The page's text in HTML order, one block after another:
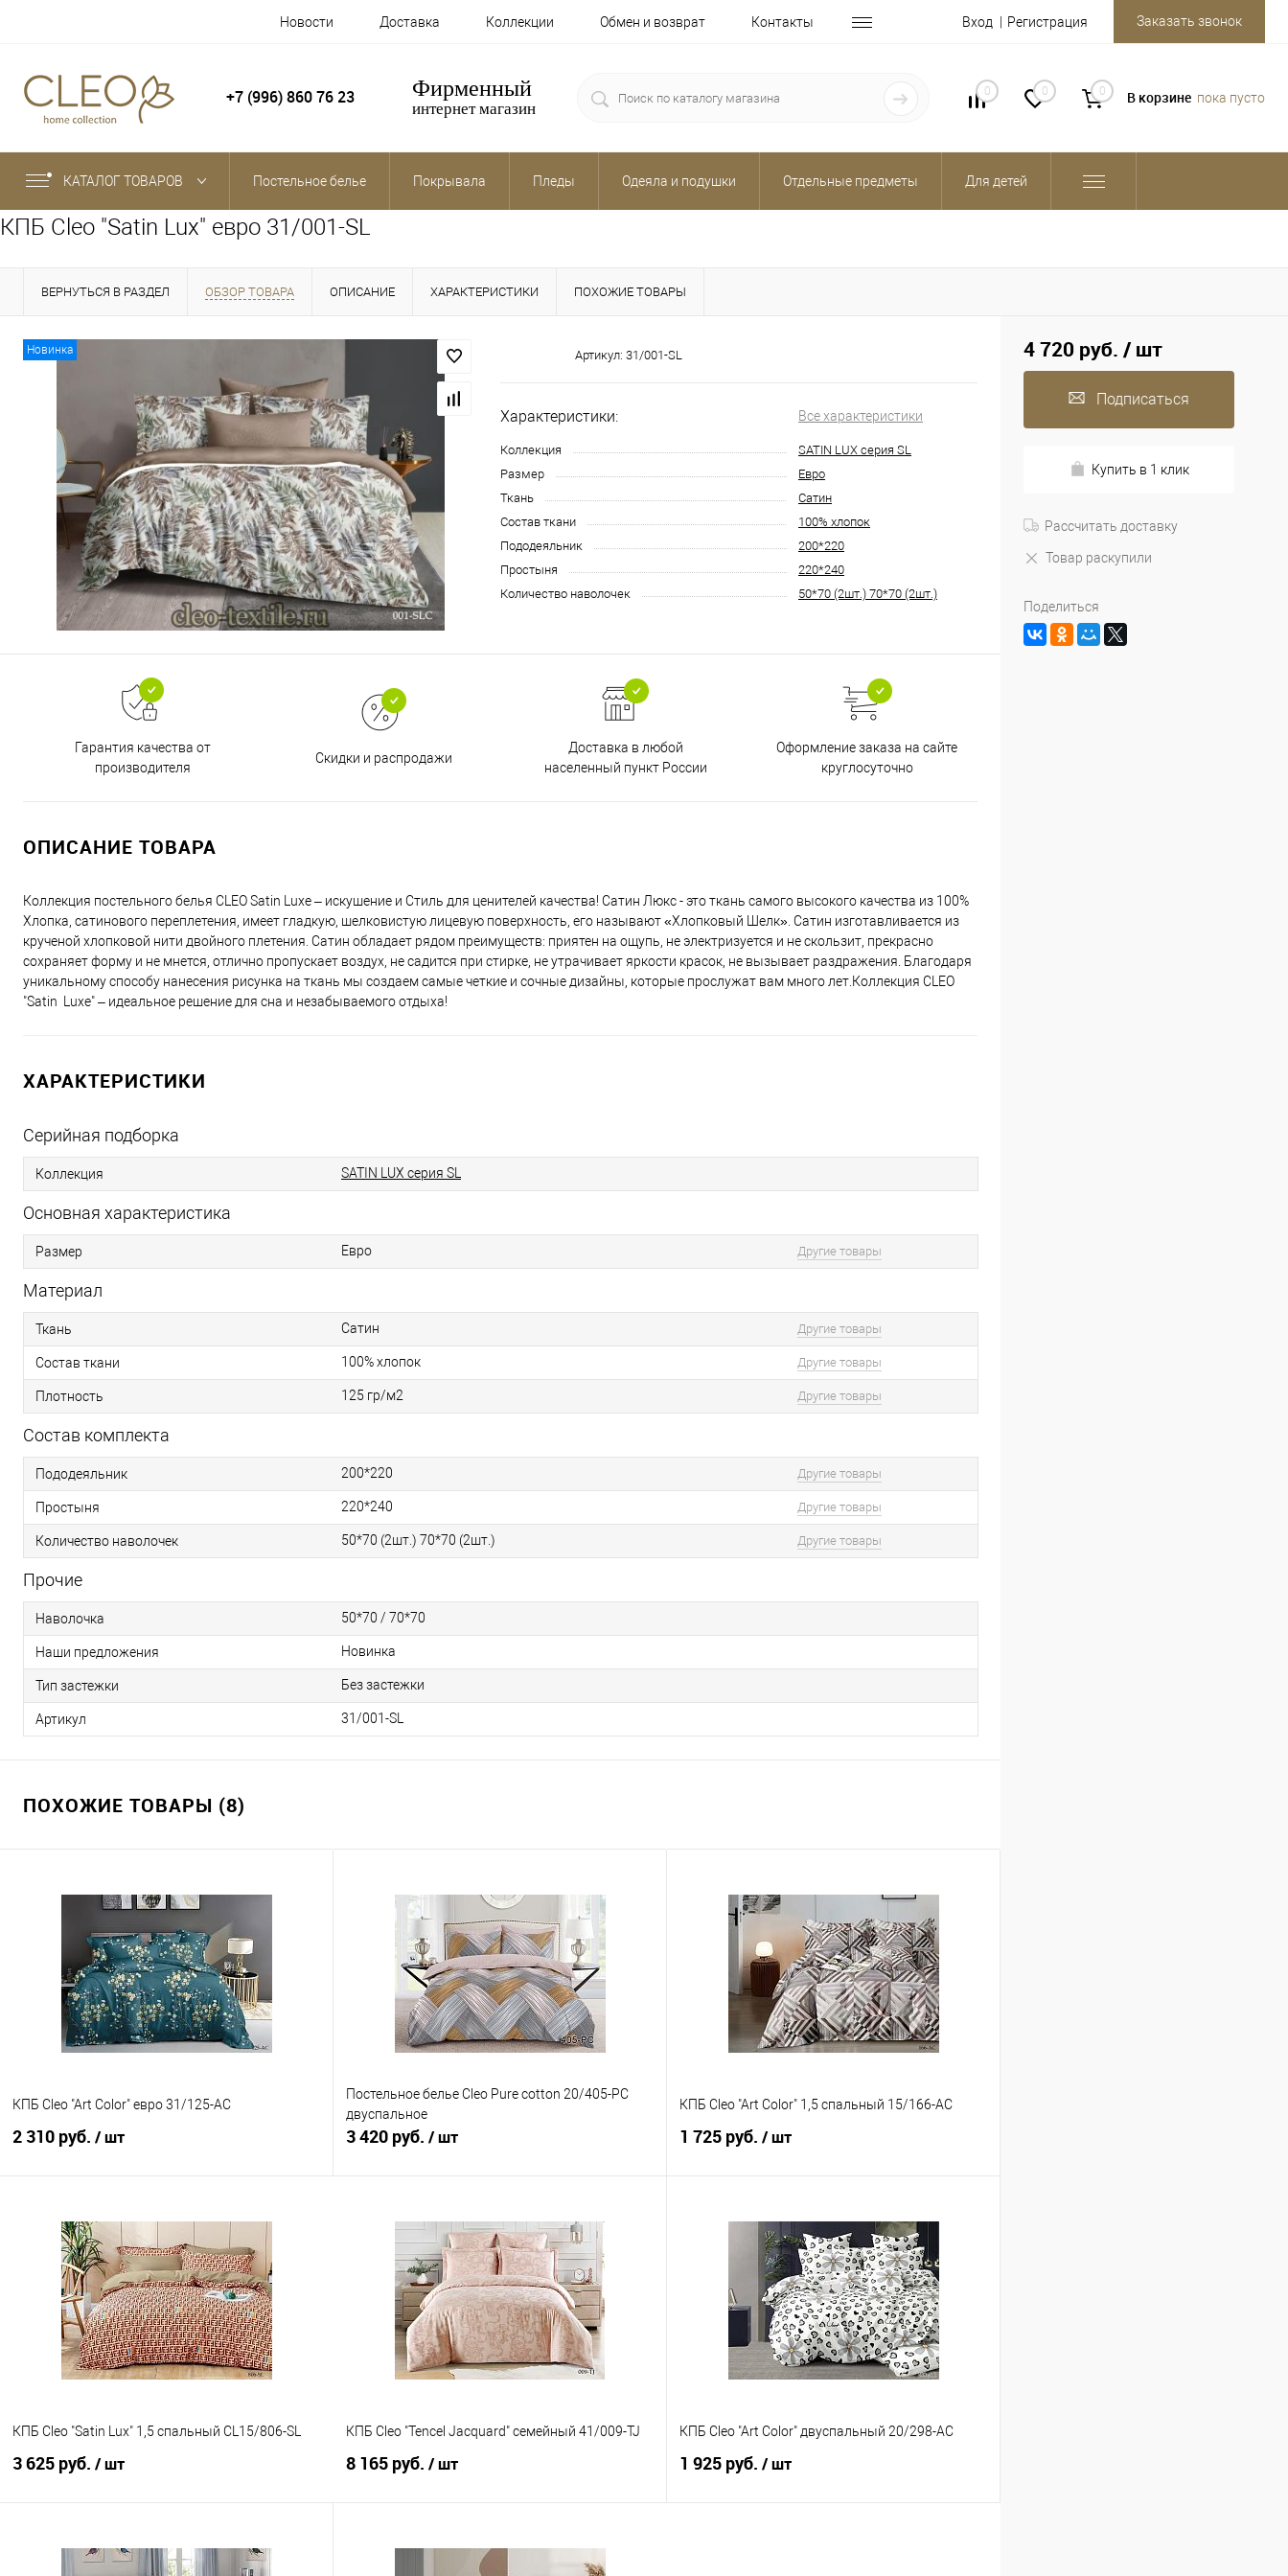
Новости Доставка Коллекции Обмен и возврат Контакты Вход Регистрация Заказать звонок
+7 (996) 860 76 23 Фирменный
интернет магазин
0 0 0 В корзине пока пусто
КАТАЛОГ ТОВАРОВ Постельное белье Покрывала Пледы Одеяла и подушки Отдельные предметы Для детей
КПБ Cleo "Satin Lux" евро 31/001-SL
ВЕРНУТЬСЯ В РАЗДЕЛ ОБЗОР ТОВАРА ОПИСАНИЕ ХАРАКТЕРИСТИКИ ПОХОЖИЕ ТОВАРЫ
Новинка Артикул: 31/001-SL
Характеристики: Все характеристики
Коллекция
SATIN LUX серия SL
Размер
Евро
Ткань
Сатин
Состав ткани
100% хлопок
Пододеяльник
200*220
Простыня
220*240
Количество наволочек
50*70 (2шт.) 70*70 (2шт.)
Гарантия качества от
производителя
Скидки и распродажи
Доставка в любой
населенный пункт России
Оформление заказа на сайте
круглосуточно
ОПИСАНИЕ ТОВАРА
Коллекция постельного белья CLEO Satin Luxe – искушение и Стиль для ценителей качества! Сатин Люкс - это ткань самого высокого качества из 100%
Хлопка, сатинового переплетения, имеет гладкую, шелковистую лицевую поверхность, его называют «Хлопковый Шелк». Сатин изготавливается из
крученой хлопковой нити двойного плетения. Сатин обладает рядом преимуществ: приятен на ощупь, не электризуется и не скользит, прекрасно
сохраняет форму и не мнется, отлично пропускает воздух, не садится при стирке, не утрачивает яркости красок, не вызывает раздражения. Благодаря
уникальному способу нанесения рисунка на ткань мы создаем самые четкие и сочные дизайны, которые прослужат вам много лет.Коллекция CLEO
"Satin Luxe" – идеальное решение для сна и незабываемого отдыха!
ХАРАКТЕРИСТИКИ
Серийная подборка
Коллекция SATIN LUX серия SL
Основная характеристика
Размер Евро Другие товары
Материал
Ткань Сатин Другие товары
Состав ткани 100% хлопок Другие товары
Плотность 125 гр/м2 Другие товары
Состав комплекта
Пододеяльник 200*220 Другие товары
Простыня 220*240 Другие товары
Количество наволочек 50*70 (2шт.) 70*70 (2шт.) Другие товары
Прочие
Наволочка 50*70 / 70*70
Наши предложения Новинка
Тип застежки Без застежки
Артикул 31/001-SL
ПОХОЖИЕ ТОВАРЫ (8)
КПБ Cleo "Art Color" евро 31/125-AC
2 310 руб. / шт
Купить в 1 клик
Сравнение
В избранное
В наличии
Постельное белье Cleo Pure cotton 20/405-PC
двуспальное
3 420 руб. / шт
Купить в 1 клик
Сравнение
В избранное
В наличии
КПБ Cleo "Art Color" 1,5 спальный 15/166-AC
1 725 руб. / шт
Купить в 1 клик
Сравнение
В избранное
В наличии
КПБ Cleo "Satin Lux" 1,5 спальный CL15/806-SL
3 625 руб. / шт
КПБ Cleo "Tencel Jacquard" семейный 41/009-TJ
8 165 руб. / шт
КПБ Cleo "Art Color" двуспальный 20/298-AC
1 925 руб. / шт
4 720 руб. / шт
Подписаться
Купить в 1 клик
Рассчитать доставку
Товар раскупили
Поделиться